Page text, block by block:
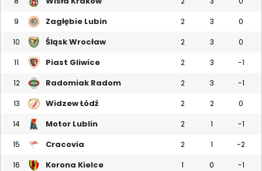
9 Zagłębie Lubin 2 3 0
10 Śląsk Wrocław 2 3 0
11 Piast Gliwice 2 3 -1
12 Radomiak Radom 2 3 -1
13 Widzew Łódź 2 2 0
14 Motor Lublin 2 1 -1
15 Cracovia 2 1 -2
16 Korona Kielce 1 0 -1